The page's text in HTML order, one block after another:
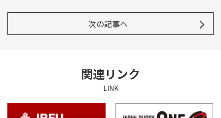
次の記事へ
関連リンク
LINK